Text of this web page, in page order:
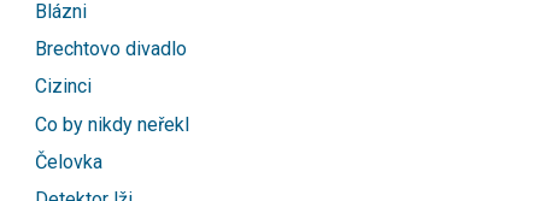
Blázni
Brechtovo divadlo
Cizinci
Co by nikdy neřekl
Čelovka